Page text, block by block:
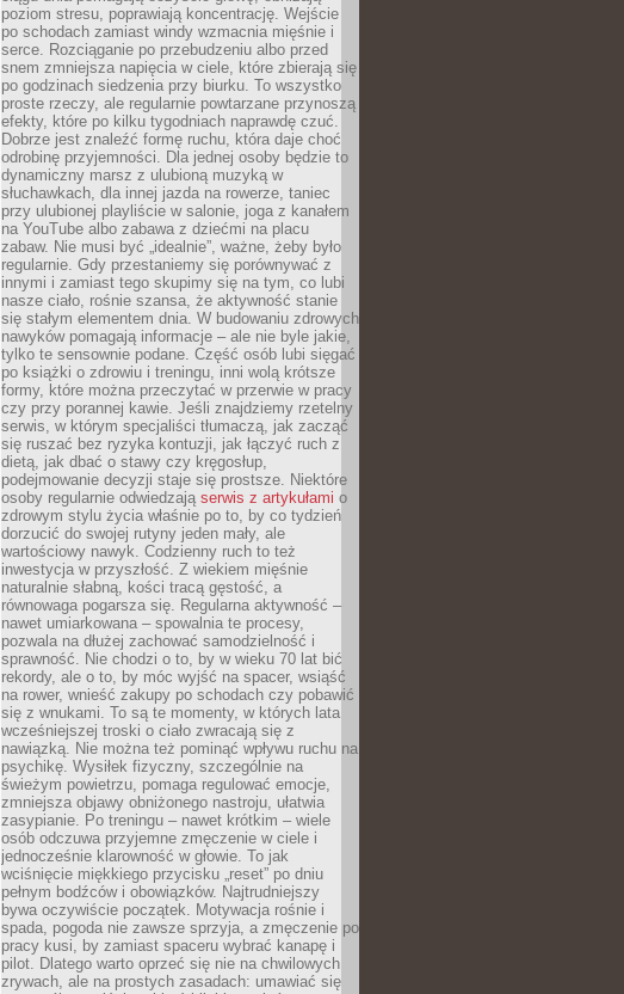
poziom stresu, poprawiają koncentrację. Wejście
po schodach zamiast windy wzmacnia mięśnie i
serce. Rozciąganie po przebudzeniu albo przed
snem zmniejsza napięcia w ciele, które zbierają się
po godzinach siedzenia przy biurku. To wszystko
proste rzeczy, ale regularnie powtarzane przynoszą
efekty, które po kilku tygodniach naprawdę czuć.
Dobrze jest znaleźć formę ruchu, która daje choć
odrobinę przyjemności. Dla jednej osoby będzie to
dynamiczny marsz z ulubioną muzyką w
słuchawkach, dla innej jazda na rowerze, taniec
przy ulubionej playliście w salonie, joga z kanałem
na YouTube albo zabawa z dziećmi na placu
zabaw. Nie musi być „idealnie”, ważne, żeby było
regularnie. Gdy przestaniemy się porównywać z
innymi i zamiast tego skupimy się na tym, co lubi
nasze ciało, rośnie szansa, że aktywność stanie
się stałym elementem dnia. W budowaniu zdrowych
nawyków pomagają informacje – ale nie byle jakie,
tylko te sensownie podane. Część osób lubi sięgać
po książki o zdrowiu i treningu, inni wolą krótsze
formy, które można przeczytać w przerwie w pracy
czy przy porannej kawie. Jeśli znajdziemy rzetelny
serwis, w którym specjaliści tłumaczą, jak zacząć
się ruszać bez ryzyka kontuzji, jak łączyć ruch z
dietą, jak dbać o stawy czy kręgosłup,
podejmowanie decyzji staje się prostsze. Niektóre
osoby regularnie odwiedzają serwis z artykułami o
zdrowym stylu życia właśnie po to, by co tydzień
dorzucić do swojej rutyny jeden mały, ale
wartościowy nawyk. Codzienny ruch to też
inwestycja w przyszłość. Z wiekiem mięśnie
naturalnie słabną, kości tracą gęstość, a
równowaga pogarsza się. Regularna aktywność –
nawet umiarkowana – spowalnia te procesy,
pozwala na dłużej zachować samodzielność i
sprawność. Nie chodzi o to, by w wieku 70 lat bić
rekordy, ale o to, by móc wyjść na spacer, wsiąść
na rower, wnieść zakupy po schodach czy pobawić
się z wnukami. To są te momenty, w których lata
wcześniejszej troski o ciało zwracają się z
nawiązką. Nie można też pominąć wpływu ruchu na
psychikę. Wysiłek fizyczny, szczególnie na
świeżym powietrzu, pomaga regulować emocje,
zmniejsza objawy obniżonego nastroju, ułatwia
zasypianie. Po treningu – nawet krótkim – wiele
osób odczuwa przyjemne zmęczenie w ciele i
jednocześnie klarowność w głowie. To jak
wciśnięcie miękkiego przycisku „reset” po dniu
pełnym bodźców i obowiązków. Najtrudniejszy
bywa oczywiście początek. Motywacja rośnie i
spada, pogoda nie zawsze sprzyja, a zmęczenie po
pracy kusi, by zamiast spaceru wybrać kanapę i
pilot. Dlatego warto oprzeć się nie na chwilowych
zrywach, ale na prostych zasadach: umawiać się